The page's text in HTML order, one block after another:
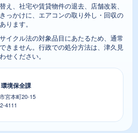
え、社宅や賃貸物件の退去、店舗改装、
っかけに、エアコンの取り外し・回収の
ります。
イクル法の対象品目にあたるため、通常
きません。行政での処分方法は、津久見
せください。
境保全課
宮本町20-15
4111